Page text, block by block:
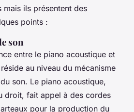
mais ils présentent des
points :
son
entre le piano acoustique et
au niveau du mécanisme
son. Le piano acoustique,
droit, fait appel à des cordes
pour la production du